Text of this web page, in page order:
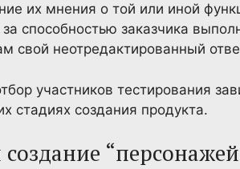
их мнения о той или иной
способностью заказчика
свой неотредактированный
участников тестирования
стадиях создания продукта.